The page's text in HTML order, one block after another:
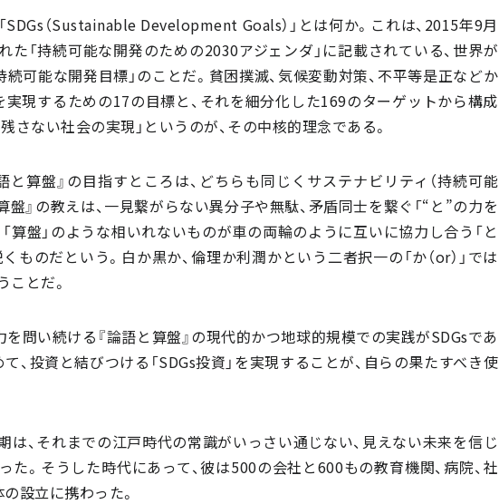
（Sustainable Development Goals）」とは何か。これは、2015年9月
た「持続可能な開発のための2030アジェンダ」に記載されている、世界が
可能な開発目標」のことだ。貧困撲滅、気候変動対策、不平等是正などか
実現するための17の目標と、それを細分化した169のターゲットから構成
さない社会の実現」というのが、その中核的理念である。
と算盤』の目指すところは、どちらも同じくサステナビリティ（持続可能
盤』の教えは、一見繋がらない異分子や無駄、矛盾同士を繋ぐ「“と”の力を
「算盤」のような相いれないものが車の両輪のように互いに協力し合う「と
くものだという。白か黒か、倫理か利潤かという二者択一の「か（or）」では
とだ。
を問い続ける『論語と算盤』の現代的かつ地球的規模での実践がSDGsであ
、投資と結びつける「SDGs投資」を実現することが、自らの果たすべき使
は、それまでの江戸時代の常識がいっさい通じない、見えない未来を信じ
た。そうした時代にあって、彼は500の会社と600もの教育機関、病院、社
設立に携わった。